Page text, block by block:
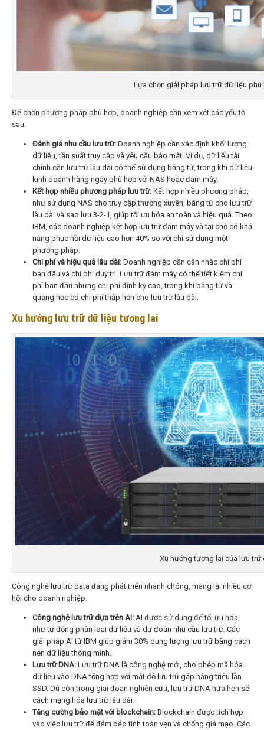
Lựa chọn giải pháp lưu trữ dữ liệu
Để chọn phương pháp phù hợp, doanh nghiệp cần xem xét các yếu tố
sau:
Đánh giá nhu cầu lưu trữ: Doanh nghiệp cần xác định khối lượng
dữ liệu, tần suất truy cập và yêu cầu bảo mật. Ví dụ, dữ liệu tài
chính cần lưu trữ lâu dài có thể sử dụng băng từ, trong khi dữ liệu
kinh doanh hàng ngày phù hợp với NAS hoặc đám mây.
Kết hợp nhiều phương pháp lưu trữ: Kết hợp nhiều phương pháp,
như sử dụng NAS cho truy cập thường xuyên, băng từ cho lưu trữ
lâu dài và sao lưu 3-2-1, giúp tối ưu hóa an toàn và hiệu quả. Theo
IBM, các doanh nghiệp kết hợp lưu trữ đám mây và tại chỗ có khả
năng phục hồi dữ liệu cao hơn 40% so với chỉ sử dụng một
phương pháp.
Chi phí và hiệu quả lâu dài: Doanh nghiệp cần cân nhắc chi phí
ban đầu và chi phí duy trì. Lưu trữ đám mây có thể tiết kiệm chi
phí ban đầu nhưng chi phí định kỳ cao, trong khi băng từ và
quang học có chi phí thấp hơn cho lưu trữ lâu dài.
Xu hướng lưu trữ dữ liệu tương lai
Xu hướng tương lai của lưu trữ
Công nghệ lưu trữ data đang phát triển nhanh chóng, mang lại nhiều cơ
hội cho doanh nghiệp.
Công nghệ lưu trữ dựa trên AI: AI được sử dụng để tối ưu hóa,
như tự động phân loại dữ liệu và dự đoán nhu cầu lưu trữ. Các
giải pháp AI từ IBM giúp giảm 30% dung lượng lưu trữ bằng cách
nén dữ liệu thông minh.
Lưu trữ DNA: Lưu trữ DNA là công nghệ mới, cho phép mã hóa
dữ liệu vào DNA tổng hợp với mật độ lưu trữ gấp hàng triệu lần
SSD. Dù còn trong giai đoạn nghiên cứu, lưu trữ DNA hứa hẹn sẽ
cách mạng hóa lưu trữ lâu dài.
Tăng cường bảo mật với blockchain: Blockchain được tích hợp
vào việc lưu trữ để đảm bảo tính toàn vẹn và chống giả mạo. Các